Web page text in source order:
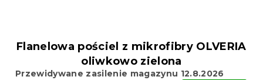
Flanelowa pościel z mikrofibry OLVERIA
oliwkowo zielona
Przewidywane zasilenie magazynu 12.8.2026